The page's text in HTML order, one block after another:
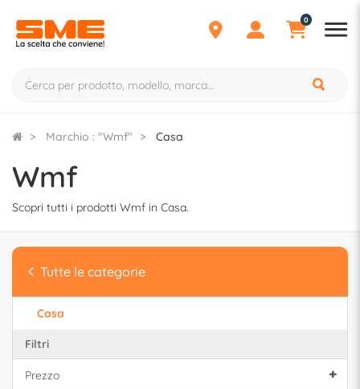
0
Marchio : "Wmf" Casa
Wmf
Scopri tutti i prodotti Wmf in Casa.
Tutte le categorie
Casa
Filtri
Prezzo